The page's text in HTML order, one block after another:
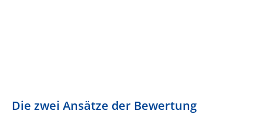
Die zwei Ansätze der Bewertung